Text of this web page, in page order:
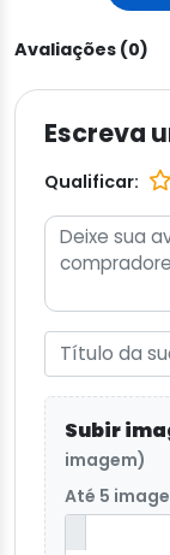
Avaliações (0)
Escreva
Qualificar:
Subir
imagem)
Até 5